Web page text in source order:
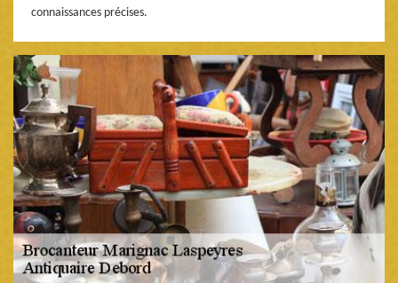
connaissances précises.